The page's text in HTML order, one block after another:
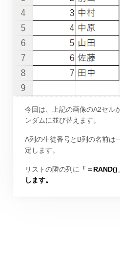
今回は、上記の画像のA2セル
ンダムに並び替えます。
A列の生徒番号とB列の名前は
定します。
リストの隣の列に 「＝
します。